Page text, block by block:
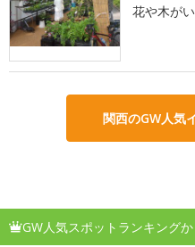
花や木が
関西のGW人気
GW人気スポットランキングか